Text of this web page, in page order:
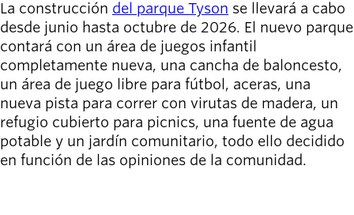
Willamalane
Secondary
navigation
Board of
Directors
About the
district
Find a job
Exercise
La construcción del parque Tyson se llevará a cabo
desde junio hasta octubre de 2026. El nuevo parque
contará con un área de juegos infantil
completamente nueva, una cancha de baloncesto,
un área de juego libre para fútbol, aceras, una
nueva pista para correr con virutas de madera, un
refugio cubierto para picnics, una fuente de agua
potable y un jardín comunitario, todo ello decidido
en función de las opiniones de la comunidad.